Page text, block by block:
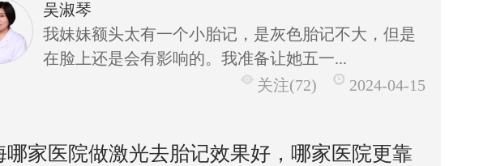
吴淑琴
我妹妹额头太有一个小胎记，是灰色胎记不大，但是
在脸上还是会有影响的。我准备让她五一...
关注(72)
2024-04-15
哪家医院做激光去胎记效果好，哪家医院更靠